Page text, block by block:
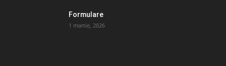
Formulare
1 martie, 2026